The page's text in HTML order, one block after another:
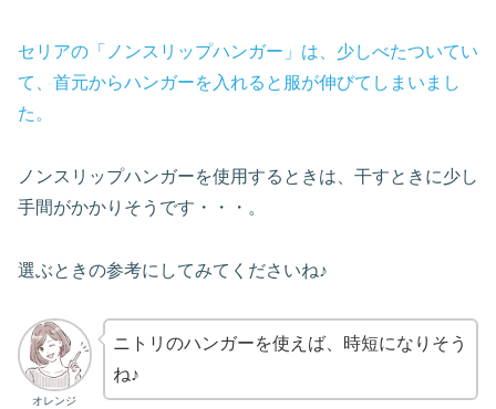
セリアの「ノンスリップハンガー」は、少しべたついてい
て、首元からハンガーを入れると服が伸びてしまいまし
た。
ノンスリップハンガーを使用するときは、干すときに少し
手間がかかりそうです・・・。
選ぶときの参考にしてみてくださいね♪
オレンジ
ニトリのハンガーを使えば、時短になりそう
ね♪